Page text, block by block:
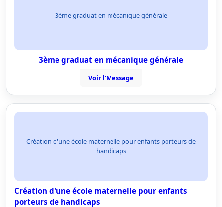
3ème graduat en mécanique générale
3ème graduat en mécanique générale
Voir l'Message
Création d'une école maternelle pour enfants porteurs de
handicaps
Création d'une école maternelle pour enfants
porteurs de handicaps